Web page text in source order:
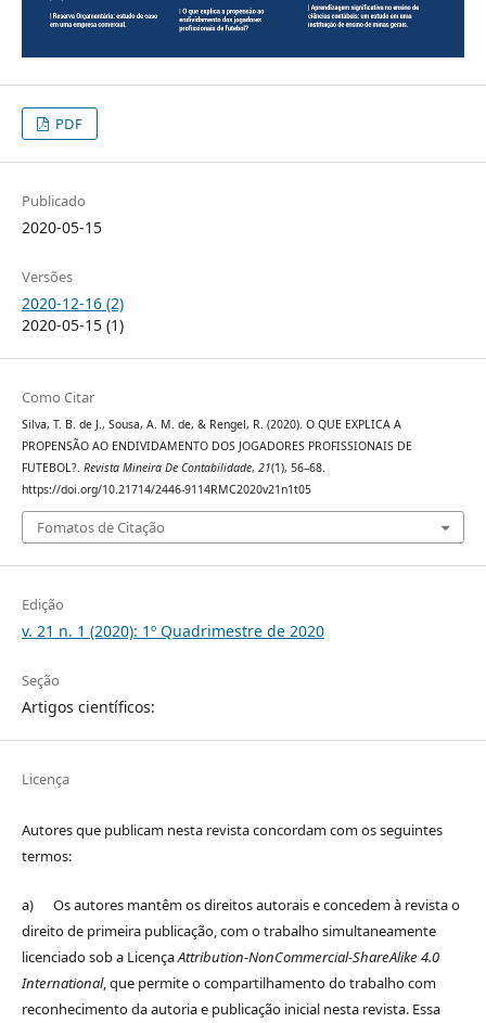
PDF
Publicado
2020-05-15
Versões
2020-12-16 (2)
2020-05-15 (1)
Como Citar
Silva, T. B. de J., Sousa, A. M. de, & Rengel, R. (2020). O QUE EXPLICA A
PROPENSÃO AO ENDIVIDAMENTO DOS JOGADORES PROFISSIONAIS DE
FUTEBOL?. Revista Mineira De Contabilidade, 21(1), 56–68.
https://doi.org/10.21714/2446-9114RMC2020v21n1t05
Fomatos de Citação
Edição
v. 21 n. 1 (2020): 1º Quadrimestre de 2020
Seção
Artigos científicos:
Licença
Autores que publicam nesta revista concordam com os seguintes
termos:
a) Os autores mantêm os direitos autorais e concedem à revista o
direito de primeira publicação, com o trabalho simultaneamente
licenciado sob a LicençaAttribution-NonCommercial-ShareAlike 4.0
International, que permite o compartilhamento do trabalho com
reconhecimento da autoria e publicação inicial nesta revista. Essa